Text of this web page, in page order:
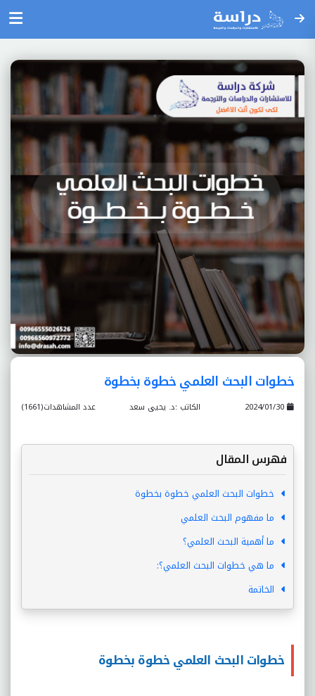
خطوات البحث العلمي خطوة بخطوة
عدد المشاهدات(1661) الكاتب :د. يحيى سعد
فهرس المقال
خطوات البحث العلمي خطوة بخطوة
ما مفهوم البحث العلمي
ما أهمية البحث العلمي؟
ما هي خطوات البحث العلمي؟:
الخاتمة
خطوات البحث العلمي خطوة بخطوة